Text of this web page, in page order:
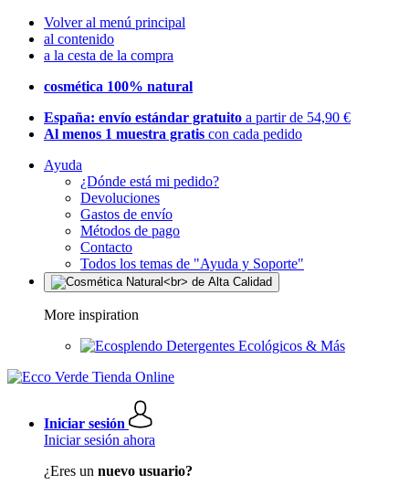
Volver al menú principal
al contenido
a la cesta de la compra
cosmética 100% natural
España: envío estándar gratuito a partir de 54,90 €
Al menos 1 muestra gratis con cada pedido
Ayuda
¿Dónde está mi pedido?
Devoluciones
Gastos de envío
Métodos de pago
Contacto
Todos los temas de "Ayuda y Soporte"
More inspiration
Detergentes Ecológicos & Más
Iniciar sesión
Iniciar sesión ahora
¿Eres un nuevo usuario?